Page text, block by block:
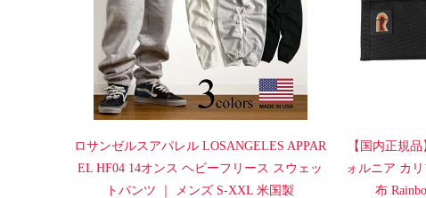
ロサンゼルスアパレル LOSANGELES APPAR
EL HF04 14オンス ヘビーフリース スウェッ
トパンツ ｜ メンズ S-XXL 米国製
【国内正規
ォルニア カ
布